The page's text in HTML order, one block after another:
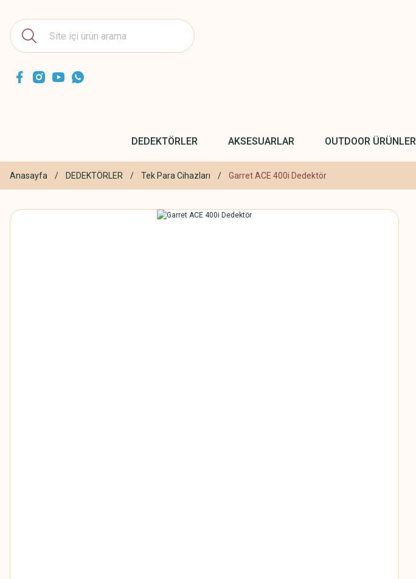
DEDEKTÖRLER AKSESUARLAR OUTDOOR ÜRÜNLER
Anasayfa DEDEKTÖRLER Tek Para Cihazları Garret ACE 400i Dedektör